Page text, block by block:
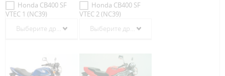
Honda CB400 SF
VTEC 1 (NC39)
Выберите другой год
Honda CB400 SF
VTEC 2 (NC39)
Выберите другой год